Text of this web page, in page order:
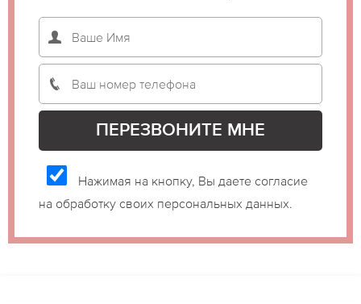
Нажимая на кнопку, Вы даете согласие
на обработку своих персональных данных.